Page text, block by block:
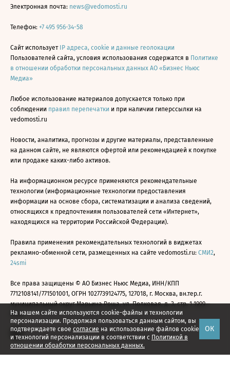
На нашем сайте используются cookie-файлы и технологии
персонализации. Продолжая пользоваться данным сайтом, вы
подтверждаете свое согласие на использование файлов cookie
и технологий персонализации в соответствии с Политикой в
отношении обработки персональных данных.
ОК
Электронная почта: news@vedomosti.ru
Телефон: +7 495 956-34-58
Сайт использует IP адреса, cookie и данные геолокации
Пользователей сайта, условия использования содержатся в Политике
в отношении обработки персональных данных АО «Бизнес Ньюс
Медиа»
Любое использование материалов допускается только при
соблюдении правил перепечатки и при наличии гиперссылки на
vedomosti.ru
Новости, аналитика, прогнозы и другие материалы, представленные
на данном сайте, не являются офертой или рекомендацией к покупке
или продаже каких-либо активов.
На информационном ресурсе применяются рекомендательные
технологии (информационные технологии предоставления
информации на основе сбора, систематизации и анализа сведений,
относящихся к предпочтениям пользователей сети «Интернет»,
находящихся на территории Российской Федерации).
Правила применения рекомендательных технологий в виджетах
рекламно-обменной сети, размещенных на сайте vedomosti.ru: СМИ2,
24smi
Все права защищены © АО Бизнес Ньюс Медиа, ИНН/КПП
7712108141/771501001, ОГРН 1027739124775, 127018, г. Москва, вн.тер.г.
муниципальный округ Марьина Роща, ул. Полковая, д. 3, стр. 1 1999—
2026